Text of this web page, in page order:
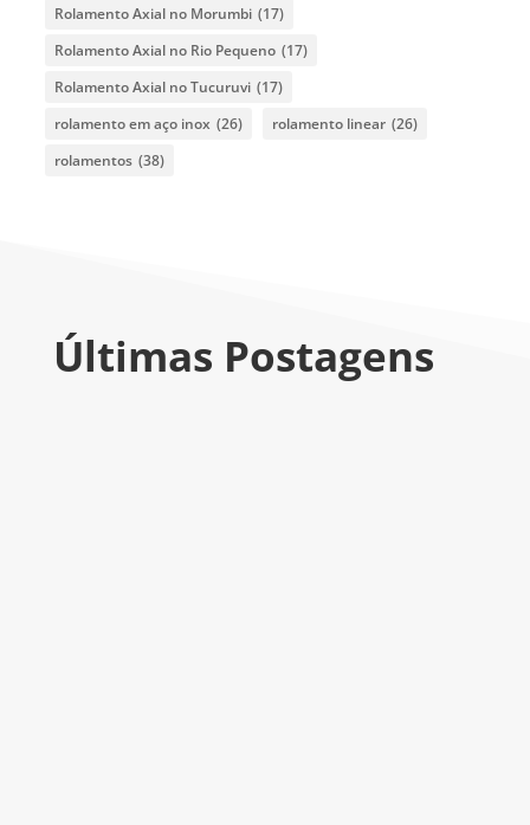
Rolamento Axial no Morumbi (17)
Rolamento Axial no Rio Pequeno (17)
Rolamento Axial no Tucuruvi (17)
rolamento em aço inox (26) rolamento linear (26)
rolamentos (38)
Últimas Postagens